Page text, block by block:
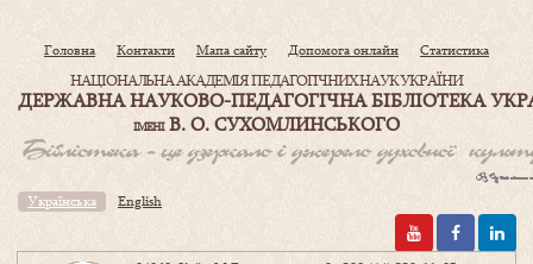
Головна Контакти Мапа сайту Допомога онлайн Статистика
НАЦІОНАЛЬНА АКАДЕМІЯ ПЕДАГОГІЧНИХ НАУК УКРАЇНИ
ДЕРЖАВНА НАУКОВО-ПЕДАГОГІЧНА БІБЛІОТЕКА
ІМЕНІВ. О. СУХОМЛИНСЬКОГО
Українська English